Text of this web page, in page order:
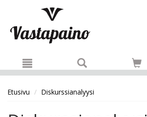
Etusivu Diskurssianalyysi